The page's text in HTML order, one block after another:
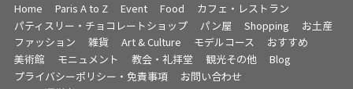
Home Paris A to Z Event Food
カフェ・レストラン
パティスリー・チョコレートショップ
パン屋 Shopping
お土産
ファッション
雑貨 Art & Culture モデルコース
おすすめ
美術館
モニュメント 教会・礼拝堂 観光その他
Blog
プライバシーポリシー・免責事項
お問い合わせ